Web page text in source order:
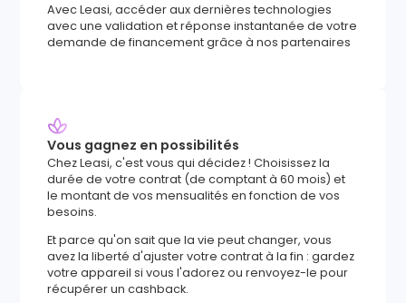
Avec Leasi, accéder aux dernières technologies
avec une validation et réponse instantanée de votre
demande de financement grâce à nos partenaires
Vous gagnez en possibilités
Chez Leasi, c'est vous qui décidez ! Choisissez la
durée de votre contrat (de comptant à 60 mois) et
le montant de vos mensualités en fonction de vos
besoins.
Et parce qu'on sait que la vie peut changer, vous
avez la liberté d'ajuster votre contrat à la fin : gardez
votre appareil si vous l'adorez ou renvoyez-le pour
récupérer un cashback.